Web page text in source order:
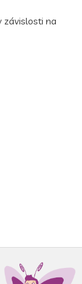
závislosti na